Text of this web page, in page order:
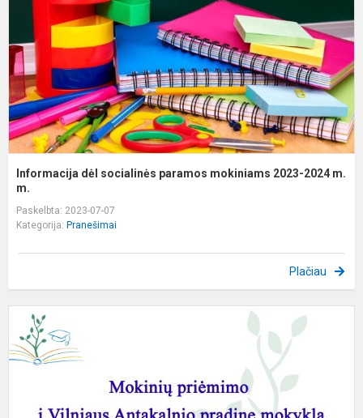
Informacija dėl socialinės paramos mokiniams 2023-2024 m.
m.
Paskelbta: 2023-07-07
Kategorija: Pranešimai
Plačiau